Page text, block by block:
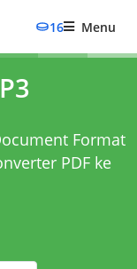
16 Menu
Format
PDF ke